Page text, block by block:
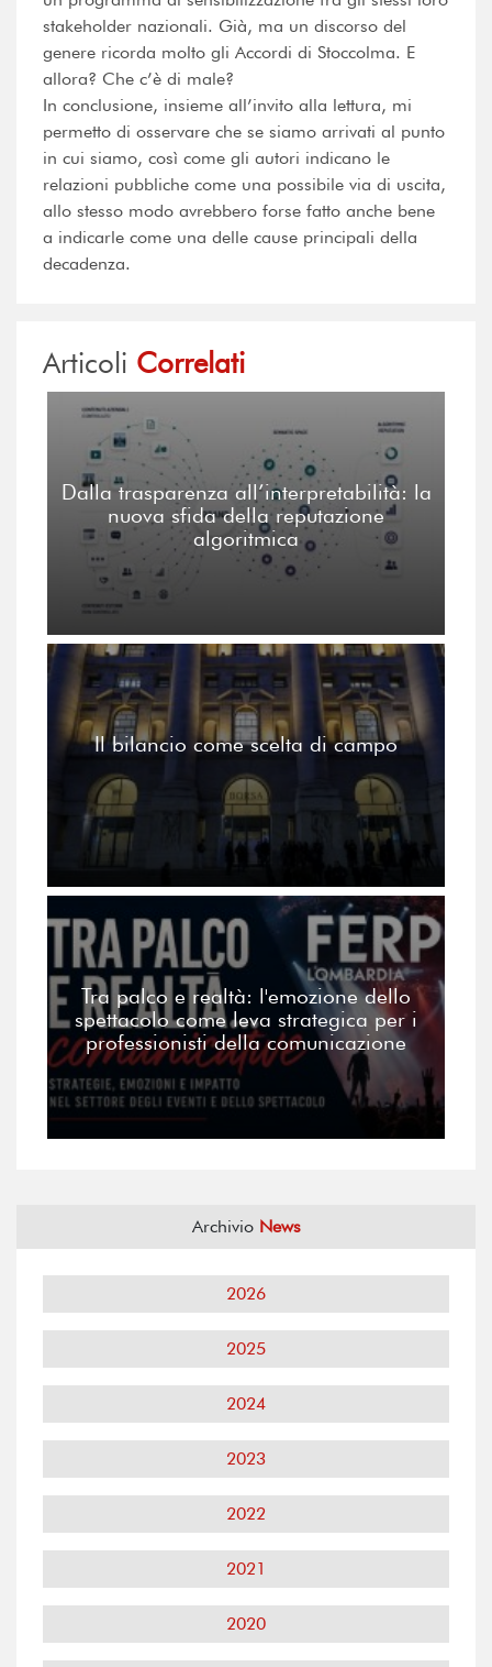
stakeholder nazionali. Già, ma un discorso del
genere ricorda molto gli Accordi di Stoccolma. E
allora? Che c’è di male?
In conclusione, insieme all’invito alla lettura, mi
permetto di osservare che se siamo arrivati al punto
in cui siamo, così come gli autori indicano le
relazioni pubbliche come una possibile via di uscita,
allo stesso modo avrebbero forse fatto anche bene
a indicarle come una delle cause principali della
decadenza.
Articoli Correlati
Dalla trasparenza all’interpretabilità: la
nuova sfida della reputazione
algoritmica
Il bilancio come scelta di campo
Tra palco e realtà: l'emozione dello
spettacolo come leva strategica per i
professionisti della comunicazione
Archivio News
2026
2025
2024
2023
2022
2021
2020